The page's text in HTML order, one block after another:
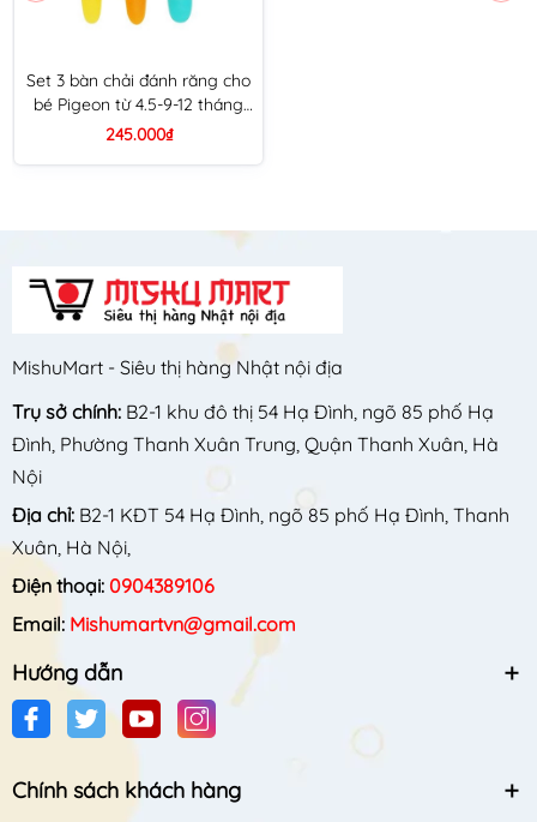
Set 3 bàn chải đánh răng cho
bé Pigeon từ 4.5-9-12 tháng
tuổi
245.000₫
MishuMart - Siêu thị hàng Nhật nội địa
Trụ sở chính: B2-1 khu đô thị 54 Hạ Đình, ngõ 85 phố Hạ
Đình, Phường Thanh Xuân Trung, Quận Thanh Xuân, Hà
Nội
Địa chỉ: B2-1 KĐT 54 Hạ Đình, ngõ 85 phố Hạ Đình, Thanh
Xuân, Hà Nội,
Điện thoại: 0904389106
Email: Mishumartvn@gmail.com
Hướng dẫn
Chính sách khách hàng